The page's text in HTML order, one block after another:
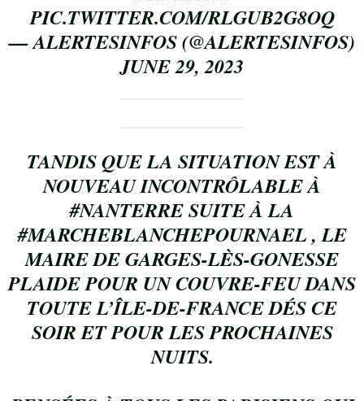
PIC.TWITTER.COM/RLGUB2G8OQ
— ALERTESINFOS (@ALERTESINFOS)
JUNE 29, 2023
TANDIS QUE LA SITUATION EST À
NOUVEAU INCONTRÔLABLE À
#NANTERRESUITE À LA
#MARCHEBLANCHEPOURNAEL, LE
MAIRE DE GARGES-LÈS-GONESSE
PLAIDE POUR UN COUVRE-FEU DANS
TOUTE L’ÎLE-DE-FRANCE DÉS CE
SOIR ET POUR LES PROCHAINES
NUITS.